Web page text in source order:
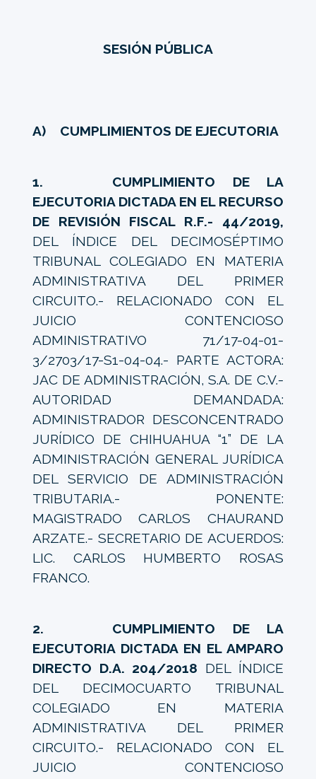
SESIÓN PÚBLICA
A) CUMPLIMIENTOS DE EJECUTORIA
1. CUMPLIMIENTO DE LA
EJECUTORIA DICTADA EN EL RECURSO
DE REVISIÓN FISCAL R.F.- 44/2019,
DEL ÍNDICE DEL DECIMOSÉPTIMO
TRIBUNAL COLEGIADO EN MATERIA
ADMINISTRATIVA DEL PRIMER
CIRCUITO.- RELACIONADO CON EL
JUICIO CONTENCIOSO
ADMINISTRATIVO 71/17-04-01-
3/2703/17-S1-04-04.- PARTE ACTORA:
JAC DE ADMINISTRACIÓN, S.A. DE C.V.-
AUTORIDAD DEMANDADA:
ADMINISTRADOR DESCONCENTRADO
JURÍDICO DE CHIHUAHUA “1” DE LA
ADMINISTRACIÓN GENERAL JURÍDICA
DEL SERVICIO DE ADMINISTRACIÓN
TRIBUTARIA.- PONENTE:
MAGISTRADO CARLOS CHAURAND
ARZATE.- SECRETARIO DE ACUERDOS:
LIC. CARLOS HUMBERTO ROSAS
FRANCO.
2. CUMPLIMIENTO DE LA
EJECUTORIA DICTADA EN EL AMPARO
DIRECTO D.A. 204/2018 DEL ÍNDICE
DEL DECIMOCUARTO TRIBUNAL
COLEGIADO EN MATERIA
ADMINISTRATIVA DEL PRIMER
CIRCUITO.- RELACIONADO CON EL
JUICIO CONTENCIOSO